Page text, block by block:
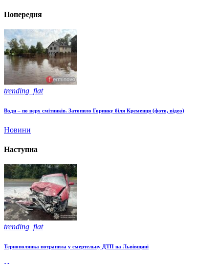
Попередня
trending_flat
Води – по верх смітників. Затопило Горинку біля Кременця (фото, відео)
Новини
Наступна
trending_flat
Тернополянка потрапила у смертельну ДТП на Львівщині